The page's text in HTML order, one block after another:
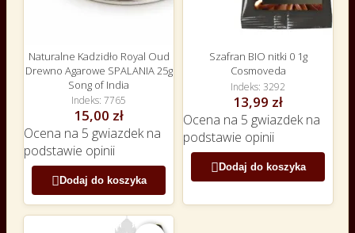
Naturalne Kadzidło Royal Oud
Drewno Agarowe SPALANIA 25g
Song of India
Indeks 7765
15,00 zł
Ocena na 5 gwiazdek na
podstawie opinii
 Dodaj do koszyka
Szafran BIO nitki 0 1g
Cosmoveda
Indeks 3292
13,99 zł
Ocena na 5 gwiazdek na
podstawie opinii
Dodaj do koszyka